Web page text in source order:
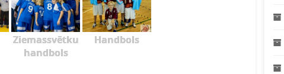
Ziemassvētku
handbols
Handbols